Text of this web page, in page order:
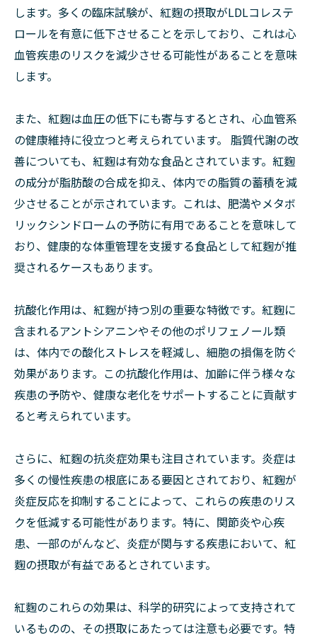
します。多くの臨床試験が、紅麴の摂取がLDLコレステ
ロールを有意に低下させることを示しており、これは心
血管疾患のリスクを減少させる可能性があることを意味
します。
また、紅麴は血圧の低下にも寄与するとされ、心血管系
の健康維持に役立つと考えられています。 脂質代謝の改
善についても、紅麴は有効な食品とされています。紅麴
の成分が脂肪酸の合成を抑え、体内での脂質の蓄積を減
少させることが示されています。これは、肥満やメタボ
リックシンドロームの予防に有用であることを意味して
おり、健康的な体重管理を支援する食品として紅麴が推
奨されるケースもあります。
抗酸化作用は、紅麴が持つ別の重要な特徴です。紅麴に
含まれるアントシアニンやその他のポリフェノール類
は、体内での酸化ストレスを軽減し、細胞の損傷を防ぐ
効果があります。この抗酸化作用は、加齢に伴う様々な
疾患の予防や、健康な老化をサポートすることに貢献す
ると考えられています。
さらに、紅麴の抗炎症効果も注目されています。炎症は
多くの慢性疾患の根底にある要因とされており、紅麴が
炎症反応を抑制することによって、これらの疾患のリス
クを低減する可能性があります。特に、関節炎や心疾
患、一部のがんなど、炎症が関与する疾患において、紅
麴の摂取が有益であるとされています。
紅麴のこれらの効果は、科学的研究によって支持されて
いるものの、その摂取にあたっては注意も必要です。特